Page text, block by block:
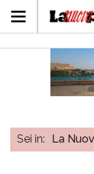
Sei in: La